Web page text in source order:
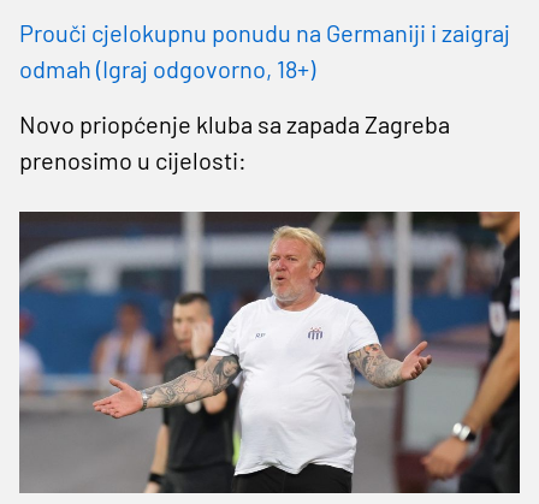
Prouči cjelokupnu ponudu na Germaniji i zaigraj
odmah (Igraj odgovorno, 18+)
Novo priopćenje kluba sa zapada Zagreba
prenosimo u cijelosti: